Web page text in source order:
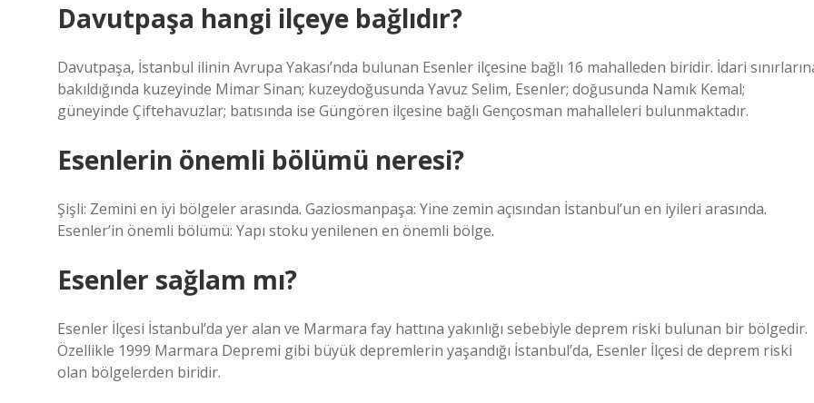
Davutpaşa hangi ilçeye bağlıdır?
Davutpaşa, İstanbul ilinin Avrupa Yakası’nda bulunan Esenler ilçesine bağlı 16 mahalleden biridir. İdari
bakıldığında kuzeyinde Mimar Sinan; kuzeydoğusunda Yavuz Selim, Esenler; doğusunda Namık Kemal;
güneyinde Çiftehavuzlar; batısında ise Güngören ilçesine bağlı Gençosman mahalleleri bulunmaktadır.
Esenlerin önemli bölümü neresi?
Şişli: Zemini en iyi bölgeler arasında. Gaziosmanpaşa: Yine zemin açısından İstanbul’un en iyileri arasında.
Esenler’in önemli bölümü: Yapı stoku yenilenen en önemli bölge.
Esenler sağlam mı?
Esenler İlçesi İstanbul’da yer alan ve Marmara fay hattına yakınlığı sebebiyle deprem riski bulunan bir bölgedir.
Özellikle 1999 Marmara Depremi gibi büyük depremlerin yaşandığı İstanbul’da, Esenler İlçesi de deprem riski
olan bölgelerden biridir.